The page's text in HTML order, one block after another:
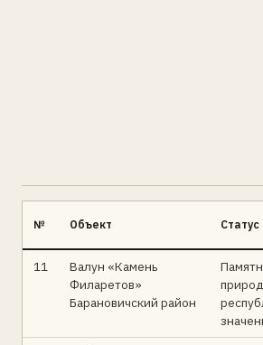
№ Объект Статус
11
Валун «Камень
Филаретов»
Барановичский район